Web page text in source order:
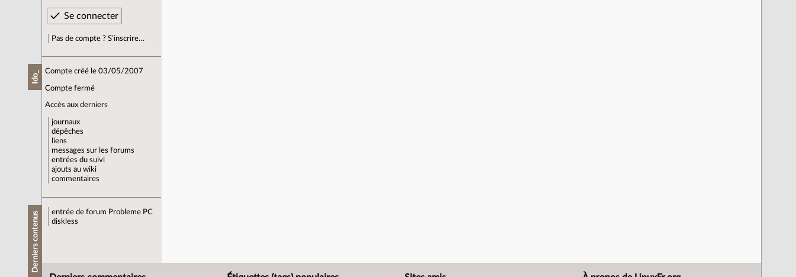
Pas de compte ? S’inscrire…
Ido_ Compte créé le 03/05/2007
Compte fermé
Accès aux derniers
journaux
dépêches
liens
messages sur les forums
entrées du suivi
ajouts au wiki
commentaires
Derniers contenus entrée de forum Probleme PC
diskless